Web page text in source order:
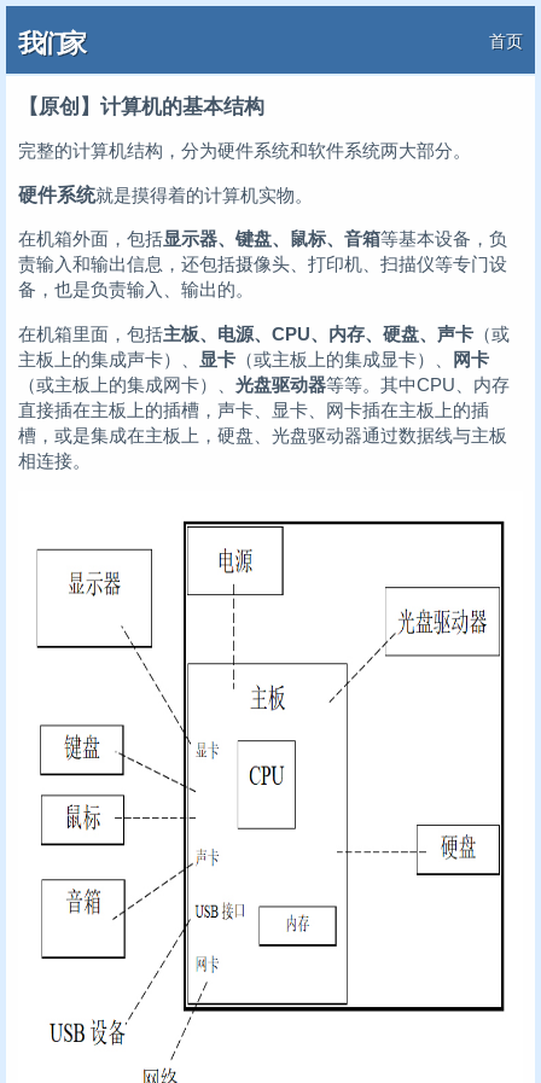
我们家 首页
【原创】计算机的基本结构
完整的计算机结构，分为硬件系统和软件系统两大部分。
硬件系统就是摸得着的计算机实物。
在机箱外面，包括显示器、键盘、鼠标、音箱等基本设备，负
责输入和输出信息，还包括摄像头、打印机、扫描仪等专门设
备，也是负责输入、输出的。
在机箱里面，包括主板、电源、CPU、内存、硬盘、声卡 （或
主板上的集成声卡）、 显卡 （或主板上的集成显卡）、
网卡
（或主板上的集成网卡）、 光盘驱动器等等。其中CPU、内存
直接插在主板上的插槽，声卡、显卡、网卡插在主板上的插
槽，或是集成在主板上，硬盘、光盘驱动器通过数据线与主板
相连接。